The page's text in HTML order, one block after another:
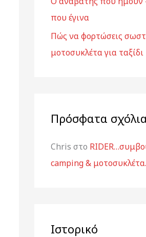
που έγινα
Πώς να φορτώσεις
μοτοσυκλέτα για ταξίδι
Πρόσφατα
Chris στο
camping &
Ιστορικό